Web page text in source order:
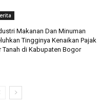
Makanan Dan Minuman
Tingginya Kenaikan Pajak
Tanah di Kabupaten Bogor